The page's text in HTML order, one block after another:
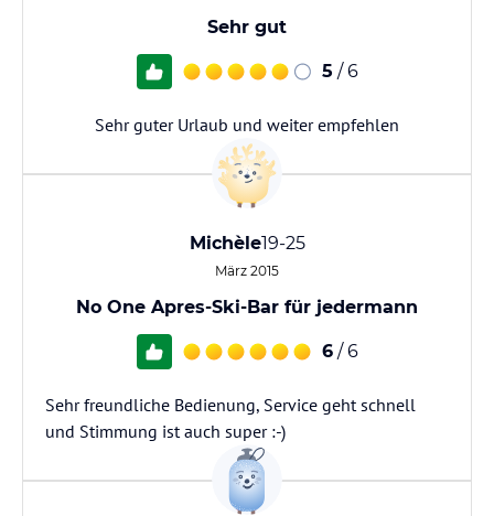
Sehr gut
5 / 6
Sehr guter Urlaub und weiter empfehlen
Michèle19-25
März 2015
No One Apres-Ski-Bar für jedermann
6 / 6
Sehr freundliche Bedienung, Service geht schnell
und Stimmung ist auch super :-)